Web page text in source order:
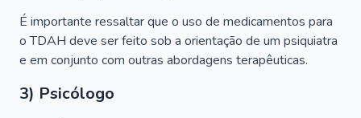
É importante ressaltar que o uso de medicamentos para
o TDAH deve ser feito sob a orientação de um psiquiatra
e em conjunto com outras abordagens terapêuticas.
3) Psicólogo